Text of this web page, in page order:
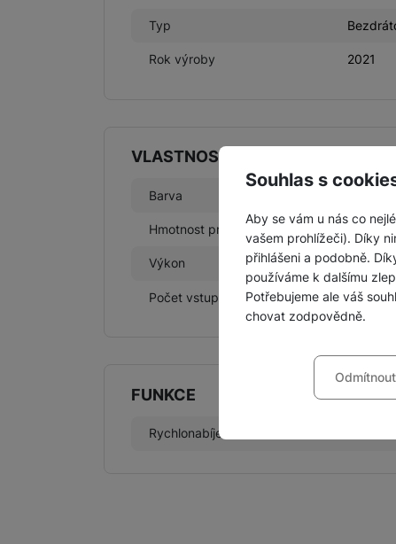
Souhlas s
Aby se vám u nás co
vašem prohlížeči). Díky
přihlášeni a podobně.
používáme k dalšímu
Potřebujeme ale váš
chovat zodpovědně.
Nastavení
bez těchto
VŽDY AKTIVNÍ
Typ
Rok výroby 2021
VLASTNOSTI
Barva
Hmotnost produktu 100 g
Výkon 15 W
Počet vstupů/výstupů 1
FUNKCE
Rychlonabíjení